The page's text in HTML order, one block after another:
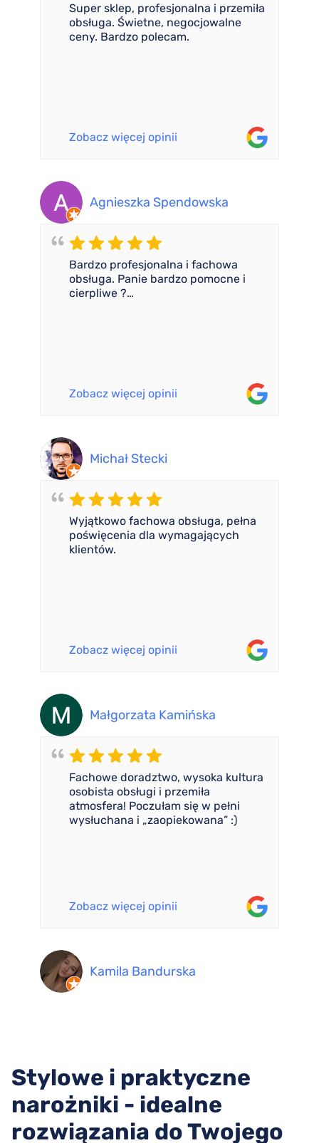
Super sklep, profesjonalna i przemiła
obsługa. Świetne, negocjowalne
ceny. Bardzo polecam.
Zobacz więcej opinii
Agnieszka Spendowska
Bardzo profesjonalna i fachowa
obsługa. Panie bardzo pomocne i
cierpliwe ?…
Zobacz więcej opinii
Michał Stecki
Wyjątkowo fachowa obsługa, pełna
poświęcenia dla wymagających
klientów.
Zobacz więcej opinii
Małgorzata Kamińska
Fachowe doradztwo, wysoka kultura
osobista obsługi i przemiła
atmosfera! Poczułam się w pełni
wysłuchana i „zaopiekowana” :)
Zobacz więcej opinii
Kamila Bandurska
Stylowe i praktyczne
narożniki - idealne
rozwiązania do Twojego